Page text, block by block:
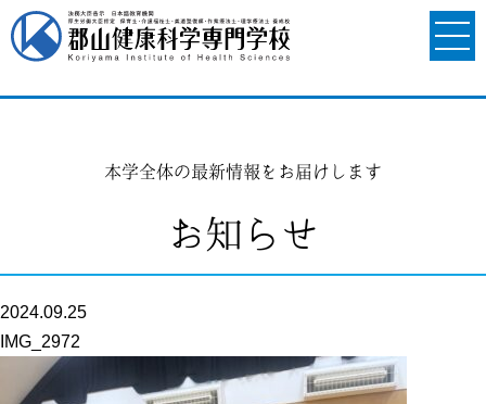
本学全体の最新情報をお届けします
お知らせ
2024.09.25
IMG_2972